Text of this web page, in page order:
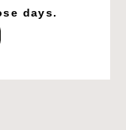
days.